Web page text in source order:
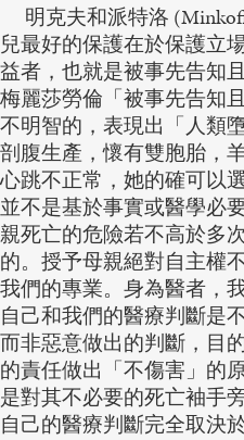
明克夫和派特洛
兒最好的保護在於保護立
益者，也就是被事先告知
梅麗莎勞倫「被事先告知
不明智的，表現出「人類
剖腹生產，懷有雙胞胎，
心跳不正常，她的確可以
並不是基於事實或醫學必
親死亡的危險若不高於多
的。授予母親絕對自主權
我們的專業。身為醫者，
自己和我們的醫療判斷是
而非惡意做出的判斷，目
的責任做出「不傷害」的
是對其不必要的死亡袖手
自己的醫療判斷完全取決